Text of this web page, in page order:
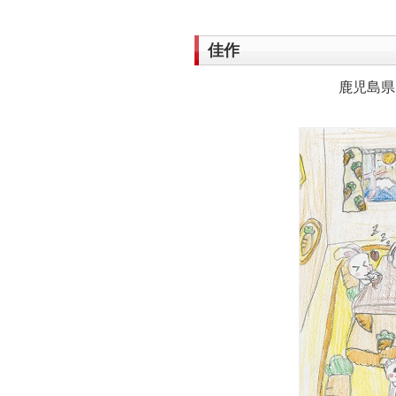
佳作
鹿児島